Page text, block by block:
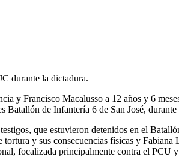
durante la dictadura.
y Francisco Macalusso a 12 años y 6
de Infantería 6 de San José,
que estuvieron detenidos en el
y sus consecuencias físicas y
focalizada principalmente contra el PCU